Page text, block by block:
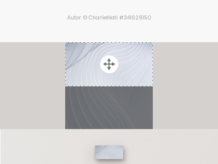
Autor: © CharlieNati #341629150